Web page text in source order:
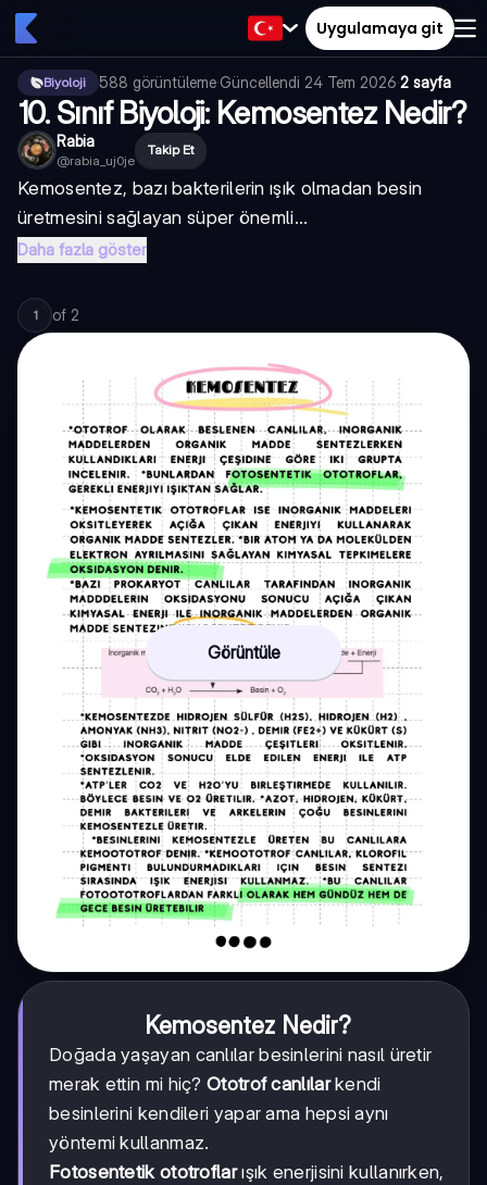
Uygulamaya git
Biyoloji 588 görüntüleme·Güncellendi 24 Tem 2026·2 sayfa
10. Sınıf Biyoloji: Kemosentez Nedir?
Rabia
@rabia_uj0je
Takip Et
Kemosentez, bazı bakterilerin ışık olmadan besin
üretmesini sağlayan süper önemli...
Daha fazla göster
1 of 2
Görüntüle
Kemosentez Nedir?
Doğada yaşayan canlılar besinlerini nasıl üretir
merak ettin mi hiç?Ototrof canlılarkendi
besinlerini kendileri yapar ama hepsi aynı
yöntemi kullanmaz.
Fotosentetik ototroflarışık enerjisini kullanırken,